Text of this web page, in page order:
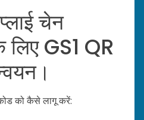
चेन
लिए GS1 QR
को कैसे लागू करें: